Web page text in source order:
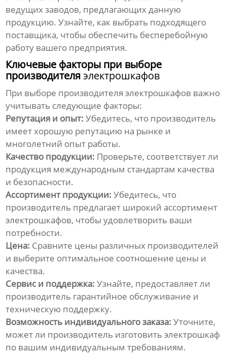
ведущих заводов, предлагающих данную
продукцию. Узнайте, как выбрать подходящего
поставщика, чтобы обеспечить бесперебойную
работу вашего предприятия.
Ключевые факторы при выборе
производителяэлектрошкафов
При выборе производителяэлектрошкафов важно
учитывать следующие факторы:
Репутация и опыт: Убедитесь, что производитель
имеет хорошую репутацию на рынке и
многолетний опыт работы.
Качество продукции: Проверьте, соответствует ли
продукция международным стандартам качества
и безопасности.
Ассортимент продукции: Убедитесь, что
производитель предлагает широкий ассортимент
электрошкафов, чтобы удовлетворить ваши
потребности.
Цена: Сравните цены различных производителей
и выберите оптимальное соотношение цены и
качества.
Сервис и поддержка: Узнайте, предоставляет ли
производитель гарантийное обслуживание и
техническую поддержку.
Возможность индивидуального заказа: Уточните,
может ли производитель изготовитьэлектрошкаф
по вашим индивидуальным требованиям.